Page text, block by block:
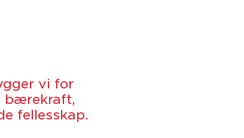
vi for
bærekraft,
fellesskap.